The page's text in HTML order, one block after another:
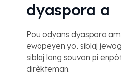
dyaspora a
Pou odyans dyaspora
ewopeyen yo, siblaj
siblaj lang souvan pi
dirèkteman.